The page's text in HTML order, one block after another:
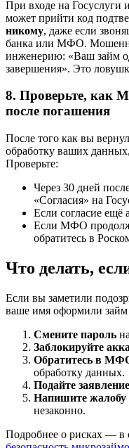
При входе на
может прийти код
никому, даже если
банка или МФО.
инженерию: «Ваш займ
завершения». Это
8. Проверьте, как
после погашения
После того как вы
обработку ваших
Проверьте:
Через 30 дней
«Согласия» на
Если согласие ещё
Если МФО
обратитесь в
Что делать,
Если вы заметили
ваше имя оформили займ
Смените пароль
Заблокируйте
Обратитесь в
обработку данных.
Подайте
Напишите
незаконно.
Подробнее о рисках — в